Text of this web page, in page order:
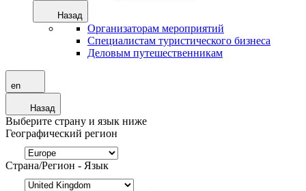
Назад
Организаторам мероприятий
Специалистам туристического бизнеса
Деловым путешественникам
en
Назад
Выберите страну и язык ниже
Географический регион
Страна/Регион - Язык